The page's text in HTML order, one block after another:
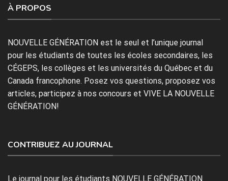
À PROPOS
NOUVELLE GÉNÉRATION est le seul et l’unique journal
pour les étudiants de toutes les écoles secondaires, les
CÉGEPS, les collèges et les universités du Québec et du
Canada francophone. Posez vos questions, proposez vos
articles, participez à nos concours et VIVE LA NOUVELLE
GÉNÉRATION!
CONTRIBUEZ AU JOURNAL
Le journal pour les étudiants NOUVELLE GÉNÉRATION